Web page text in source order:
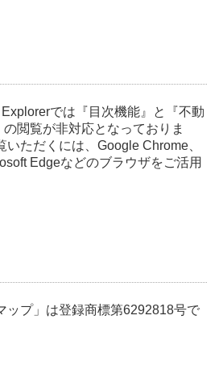
では『目次機能』と『不動
閲覧が非対応となっておりま
ただくには、Google Chrome、
Edgeなどのブラウザをご活用
ップ」は登録商標第6292818号で